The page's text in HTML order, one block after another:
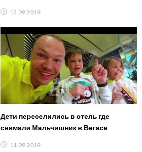
12.09.2019
Дети переселились в отель где
снимали Мальчишник в Вегасе
11.09.2019